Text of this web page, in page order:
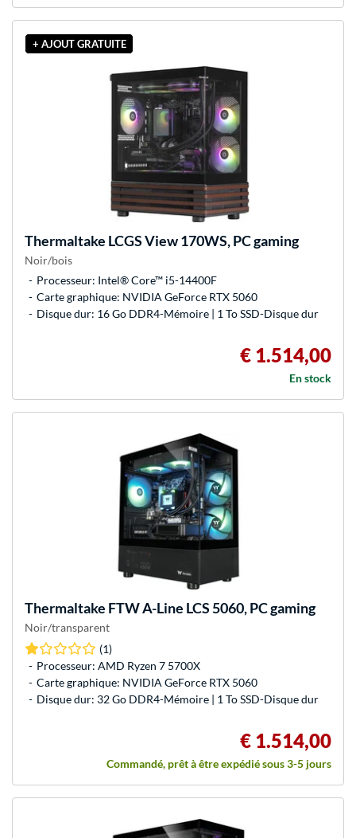
+ AJOUT GRATUITE
Thermaltake LCGS View 170WS, PC gaming
Noir/bois
Processeur: Intel® Core™ i5-14400F
Carte graphique: NVIDIA GeForce RTX 5060
Disque dur: 16 Go DDR4-Mémoire | 1 To SSD-Disque dur
€ 1.514,00
En stock
Thermaltake FTW A-Line LCS 5060, PC gaming
Noir/transparent
(1)
Processeur: AMD Ryzen 7 5700X
Carte graphique: NVIDIA GeForce RTX 5060
Disque dur: 32 Go DDR4-Mémoire | 1 To SSD-Disque dur
€ 1.514,00
Commandé, prêt à être expédié sous 3-5 jours